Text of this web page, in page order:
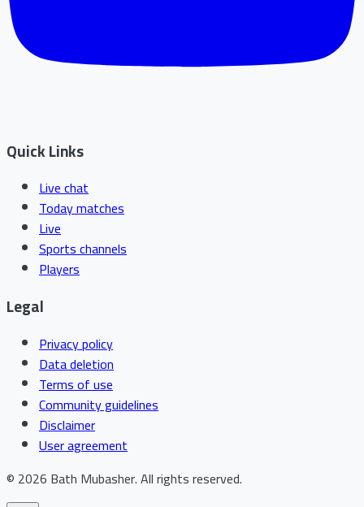
Quick Links
Live chat
Today matches
Live
Sports channels
Players
Legal
Privacy policy
Data deletion
Terms of use
Community guidelines
Disclaimer
User agreement
© 2026 Bath Mubasher.All rights reserved.